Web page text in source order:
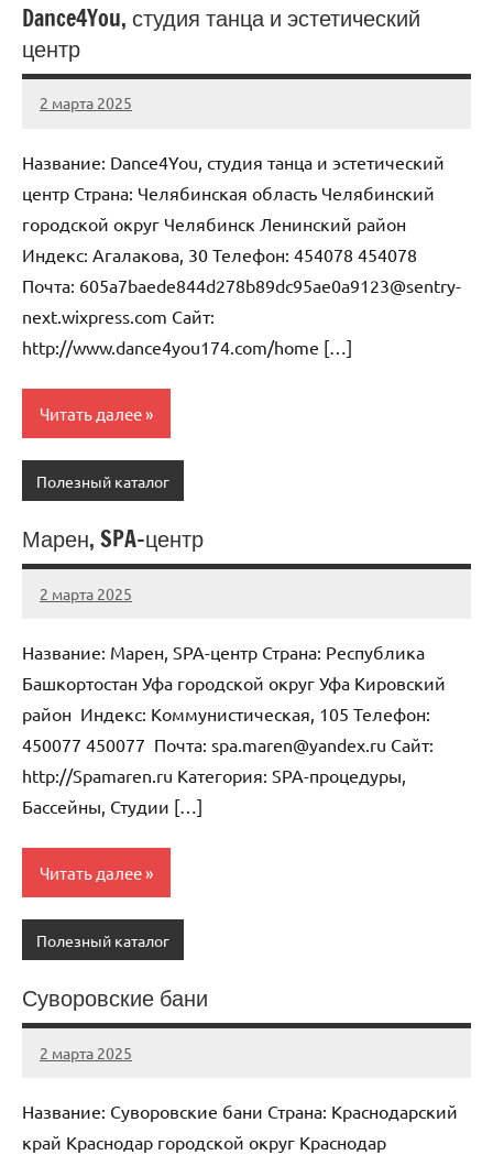
Dance4You, студия танца и эстетический
центр
2 марта 2025
Anisa
Нет
Название: Dance4You, студия танца и эстетический
центр Страна: Челябинская область Челябинский
городской округ Челябинск Ленинский район
Индекс: Агалакова, 30 Телефон: 454078 454078
Почта: 605a7baede844d278b89dc95ae0a9123@sentry-
next.wixpress.com Cайт:
http://www.dance4you174.com/home […]
Читать далее
Полезный каталог
Марен, SPA-центр
2 марта 2025
Anisa
Нет
Название: Марен, SPA-центр Страна: Республика
Башкортостан Уфа городской округ Уфа Кировский
район Индекс: Коммунистическая, 105 Телефон:
450077 450077 Почта: spa.maren@yandex.ru Cайт:
http://Spamaren.ru Категория: SPA-процедуры,
Бассейны, Студии […]
Читать далее
Полезный каталог
Суворовские бани
2 марта 2025
Anisa
Нет
Название: Суворовские бани Страна: Краснодарский
край Краснодар городской округ Краснодар